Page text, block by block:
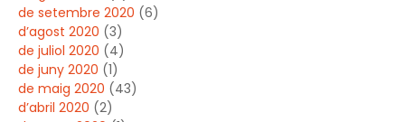
de setembre 2020 (6)
d’agost 2020 (3)
de juliol 2020 (4)
de juny 2020 (1)
de maig 2020 (43)
d’abril 2020 (2)